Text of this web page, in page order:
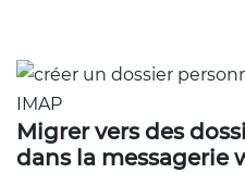
Migrer vers des
dans la messagerie